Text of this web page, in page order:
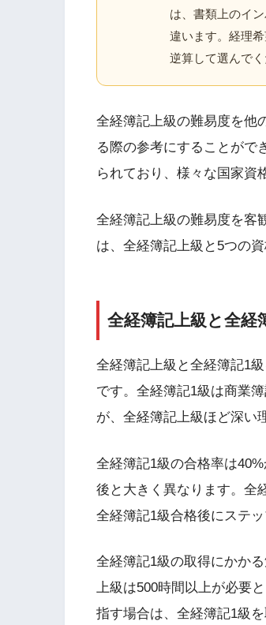
は、書類上のイ
違います。経理
逆算して選んでく
全経簿記上級の難易度を他
る際の参考にすることがで
られており、様々な国家資
全経簿記上級の難易度を客
は、全経簿記上級と5つの
全経簿記上級と全経
全経簿記上級と全経簿記1
です。全経簿記1級は商業
が、全経簿記上級ほど深い
全経簿記1級の合格率は
後と大きく異なります。全
全経簿記1級合格後にステ
全経簿記1級の取得にかか
上級は500時間以上が必要
指す場合は、全経簿記1級